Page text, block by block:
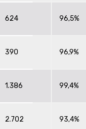
624 96,5%
390 96,9%
1.386 99,4%
2.702 93,4%